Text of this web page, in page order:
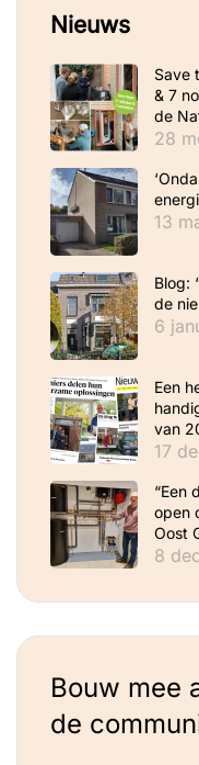
Nieuws
Save
& 7
de
28
13
Blog:
de
6
Een
van
17
“Een
open
Oost
8
Bouw mee
de